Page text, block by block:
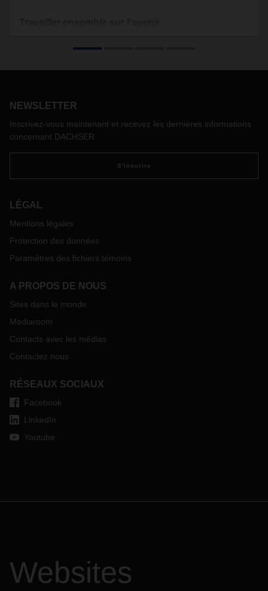
aujourd'hui plus de 850 employés. Ivonne Oranje, HR
développements dans le domaine des ressources humaines
au sein de l'entreprise.
NEWSLETTER
Inscrivez-vous maintenant et recevez les dernières informations
concernant DACHSER
S'inscrire
LÉGAL
Mentions légales
Protection des données
Paramètres des fichiers témoins
A PROPOS DE NOUS
Sites dans le monde
Mediaroom
Contacts avec les médias
Contactez nous
RÉSEAUX SOCIAUX
Facebook
LinkedIn
Youtube
Websites